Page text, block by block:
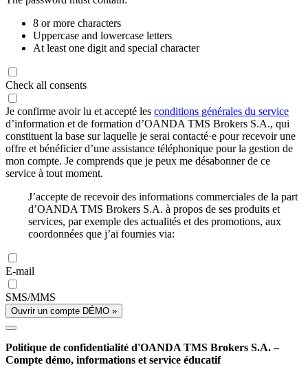
8 or more characters
Uppercase and lowercase letters
At least one digit and special character
Check all consents
Je confirme avoir lu et accepté les conditions générales du service
d’information et de formation d’OANDA TMS Brokers S.A., qui
constituent la base sur laquelle je serai contacté·e pour recevoir une
offre et bénéficier d’une assistance téléphonique pour la gestion de
mon compte. Je comprends que je peux me désabonner de ce
service à tout moment.
J’accepte de recevoir des informations commerciales de la part
d’OANDA TMS Brokers S.A. à propos de ses produits et
services, par exemple des actualités et des promotions, aux
coordonnées que j’ai fournies via:
E-mail
SMS/MMS
Ouvrir un compte DÉMO »
Politique de confidentialité d'OANDA TMS Brokers S.A. –
Compte démo, informations et service éducatif